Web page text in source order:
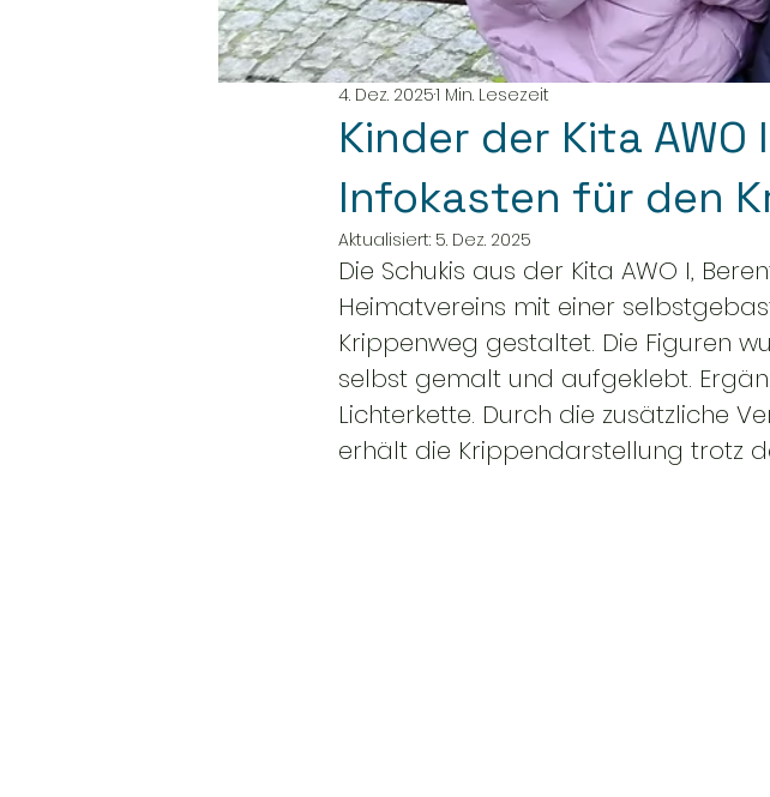
Kinder der Kita
Infokasten für den
4. Dez. 20251 Min. Lesezeit
Aktualisiert: 5. Dez. 2025
Die Schukis aus der Kita AWO I,
Heimatvereins mit einer
Krippenweg gestaltet. Die Figuren
selbst gemalt und aufgeklebt.
Lichterkette. Durch die zusätzliche
erhält die Krippendarstellung trotz